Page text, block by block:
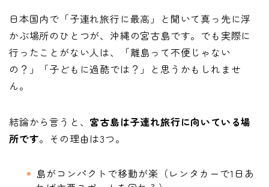
日本国内で「子連れ旅行に最高」と聞いて真っ先に浮
かぶ場所のひとつが、沖縄の宮古島です。でも実際に
行ったことがない人は、「離島って不便じゃない
の？」「子どもに過酷では？」と思うかもしれませ
ん。
結論から言うと、 宮古島は子連れ旅行に向いている場
所です。その理由は3つ。
島がコンパクトで移動が楽（レンタカーで1日あ